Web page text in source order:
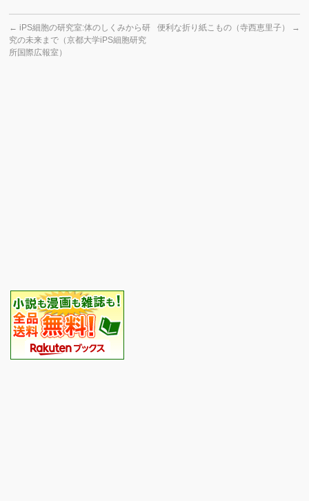
← iPS細胞の研究室:体のしくみから研
究の未来まで（京都大学iPS細胞研究
所国際広報室）
便利な折り紙こもの（寺西恵里子） →